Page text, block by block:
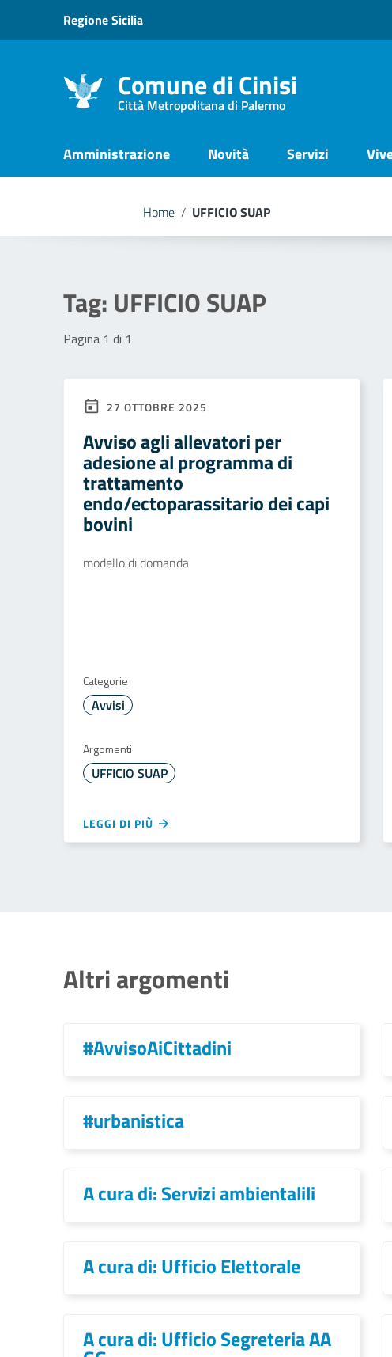
Vai ai contenuti
Vai al menu di navigazione
Regione Sicilia
Comune di Cinisi
Città Metropolitana di Palermo
Amministrazione Novità Servizi
Home / UFFICIO SUAP
Tag: UFFICIO SUAP
Pagina 1 di 1
27 OTTOBRE 2025
Avviso agli allevatori per
adesione al programma di
trattamento
endo/ectoparassitario dei capi
bovini
modello di domanda
Categorie
Avvisi
Argomenti
UFFICIO SUAP
LEGGI DI PIÙ
Altri argomenti
#AvvisoAiCittadini
#urbanistica
A cura di: Servizi ambientalili
A cura di: Ufficio Elettorale
A cura di: Ufficio Segreteria AA